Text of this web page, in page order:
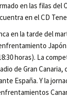
en las filas del
en el CD
en la tarde del
Japón
horas). La
de Gran Canaria,
España. Y la